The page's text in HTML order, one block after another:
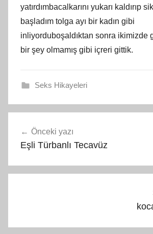
yatırdımbacalkarını yukarı kaldırıp
başladım tolga ayı bir kadın gibi
inliyorduboşaldıktan sonra ikimizde
bir şey olmamış gibi içreri gittik.
Seks Hikayeleri
gezinmesi
Önceki yazı
Eşli Türbanlı Tecavüz